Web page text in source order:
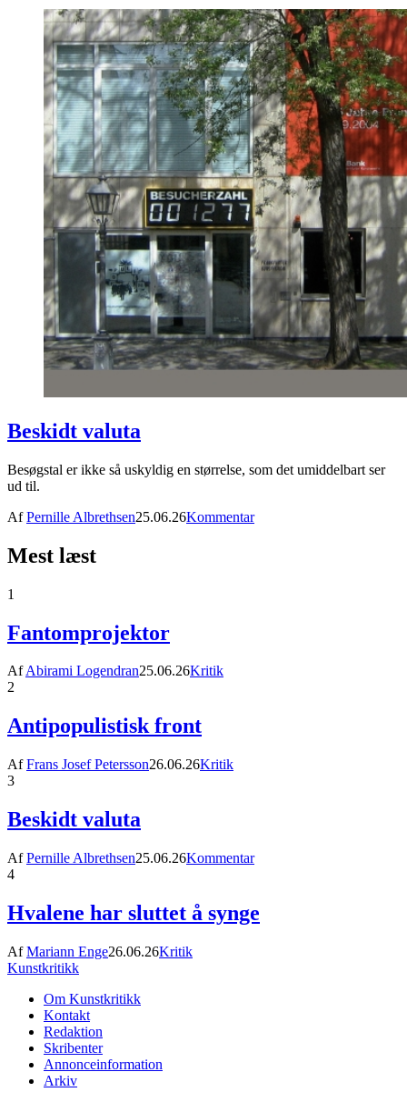
Beskidt valuta
Besøgstal er ikke så uskyldig en størrelse, som det umiddelbart ser
ud til.
AfPernille Albrethsen25.06.26Kommentar
Mest læst
1
Fantomprojektor
AfAbirami Logendran25.06.26Kritik
2
Antipopulistisk front
AfFrans Josef Petersson26.06.26Kritik
3
Beskidt valuta
AfPernille Albrethsen25.06.26Kommentar
4
Hvalene har sluttet å synge
AfMariann Enge26.06.26Kritik
Kunstkritikk
Om Kunstkritikk
Kontakt
Redaktion
Skribenter
Annonceinformation
Arkiv